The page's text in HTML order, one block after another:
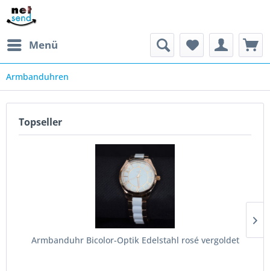
Menü
Armbanduhren
Topseller
Armbanduhr Bicolor-Optik Edelstahl rosé vergoldet